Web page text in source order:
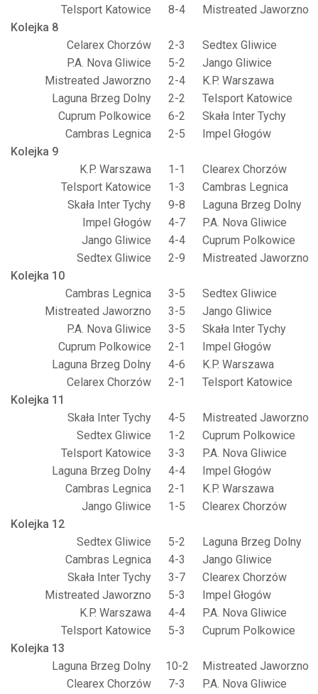
Telsport Katowice
8-4
Mistreated Jaworzno
Kolejka 8
Celarex Chorzów
2-3
Sedtex Gliwice
P.A. Nova Gliwice
5-2
Jango Gliwice
Mistreated Jaworzno
2-4
K.P. Warszawa
Laguna Brzeg Dolny
2-2
Telsport Katowice
Cuprum Polkowice
6-2
Skała Inter Tychy
Cambras Legnica
2-5
Impel Głogów
Kolejka 9
K.P. Warszawa
1-1
Clearex Chorzów
Telsport Katowice
1-3
Cambras Legnica
Skała Inter Tychy
9-8
Laguna Brzeg Dolny
Impel Głogów
4-7
P.A. Nova Gliwice
Jango Gliwice
4-4
Cuprum Polkowice
Sedtex Gliwice
2-9
Mistreated Jaworzno
Kolejka 10
Cambras Legnica
3-5
Sedtex Gliwice
Mistreated Jaworzno
3-5
Jango Gliwice
P.A. Nova Gliwice
3-5
Skała Inter Tychy
Cuprum Polkowice
2-1
Impel Głogów
Laguna Brzeg Dolny
4-6
K.P. Warszawa
Celarex Chorzów
2-1
Telsport Katowice
Kolejka 11
Skała Inter Tychy
4-5
Mistreated Jaworzno
Sedtex Gliwice
1-2
Cuprum Polkowice
Telsport Katowice
3-3
P.A. Nova Gliwice
Laguna Brzeg Dolny
4-4
Impel Głogów
Cambras Legnica
2-1
K.P. Warszawa
Jango Gliwice
1-5
Clearex Chorzów
Kolejka 12
Sedtex Gliwice
5-2
Laguna Brzeg Dolny
Cambras Legnica
4-3
Jango Gliwice
Skała Inter Tychy
3-7
Clearex Chorzów
Mistreated Jaworzno
5-3
Impel Głogów
K.P. Warszawa
4-4
P.A. Nova Gliwice
Telsport Katowice
5-3
Cuprum Polkowice
Kolejka 13
Laguna Brzeg Dolny
10-2
Mistreated Jaworzno
Clearex Chorzów
7-3 P.A. Nova Gliwice